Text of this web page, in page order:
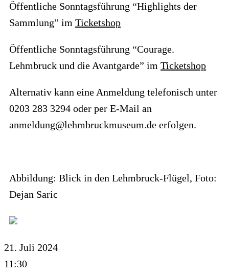
Öffentliche Sonntagsführung “Highlights der
Sammlung” im Ticketshop
Öffentliche Sonntagsführung “Courage.
Lehmbruck und die Avantgarde” im Ticketshop
Alternativ kann eine Anmeldung telefonisch unter
0203 283 3294 oder per E-Mail an
anmeldung@lehmbruckmuseum.de erfolgen.
Abbildung: Blick in den Lehmbruck-Flügel, Foto:
Dejan Saric
21. Juli 2024
11:30